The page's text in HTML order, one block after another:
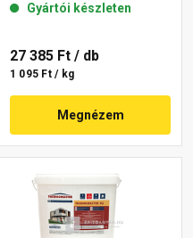
49-D 25 kg
Gyártói készleten
27 385 Ft / db
1 095 Ft / kg
Megnézem